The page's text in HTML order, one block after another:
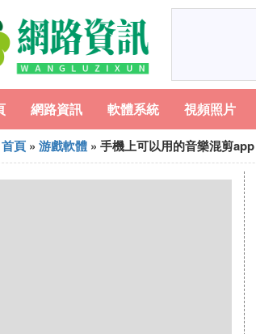
網路資訊 軟體系統 視頻照片
首頁 » 游戲軟體 » 手機上可以用的音樂混剪app